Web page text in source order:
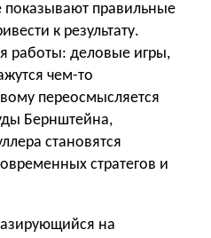
правильные
к результату.
работы: деловые игры,
чем-то
переосмысляется
Бернштейна,
становятся
стратегов и
на